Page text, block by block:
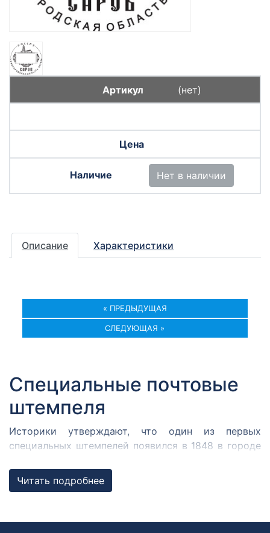
(нет)
Нет в наличии
Описание Характеристики
« ПРЕДЫДУЩАЯ
СЛЕДУЮЩАЯ »
Специальные почтовые
штемпеля
Историки утверждают, что один из первых
специальных штемпелей появился в 1848 в городе
собрался Кромержижский парламент.
Парламентарии решили отметить его работу
Читать подробнее